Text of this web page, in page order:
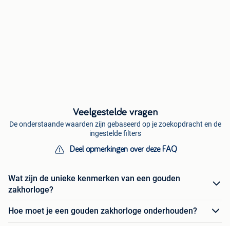
Veelgestelde vragen
De onderstaande waarden zijn gebaseerd op je zoekopdracht en de
ingestelde filters
Deel opmerkingen over deze FAQ
Wat zijn de unieke kenmerken van een gouden
zakhorloge?
Hoe moet je een gouden zakhorloge onderhouden?